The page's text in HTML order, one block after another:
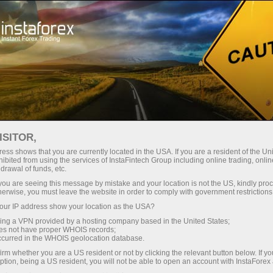
О компании ИнстаСпорт InstaForex Loprais Team
InstaForex Loprais
Team — Дакар
раллисининг кумуш
совриндори!
Куч, стратегия, натижа!
shows that you are currently located in the USA. If you are a resident of the
from using the services of InstaFintech Group including online trading,
of funds, etc.
are seeing this message by mistake and your location is not the US, kindly
you must leave the website in order to comply with government
IP address show your location as the USA?
a VPN provided by a hosting company based in the United States;
not have proper WHOIS records;
in the WHOIS geolocation database.
whether you are a US resident or not by clicking the relevant button below. If
being a US resident, you will not be able to open an account with InstaForex